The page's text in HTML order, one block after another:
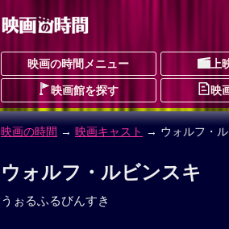
映画の時間メニュー 上
映画館を探す 映
映画の時間 → 映画キャスト → ウォルフ・
ウォルフ・ルビンスキ
うぉるふるびんすき